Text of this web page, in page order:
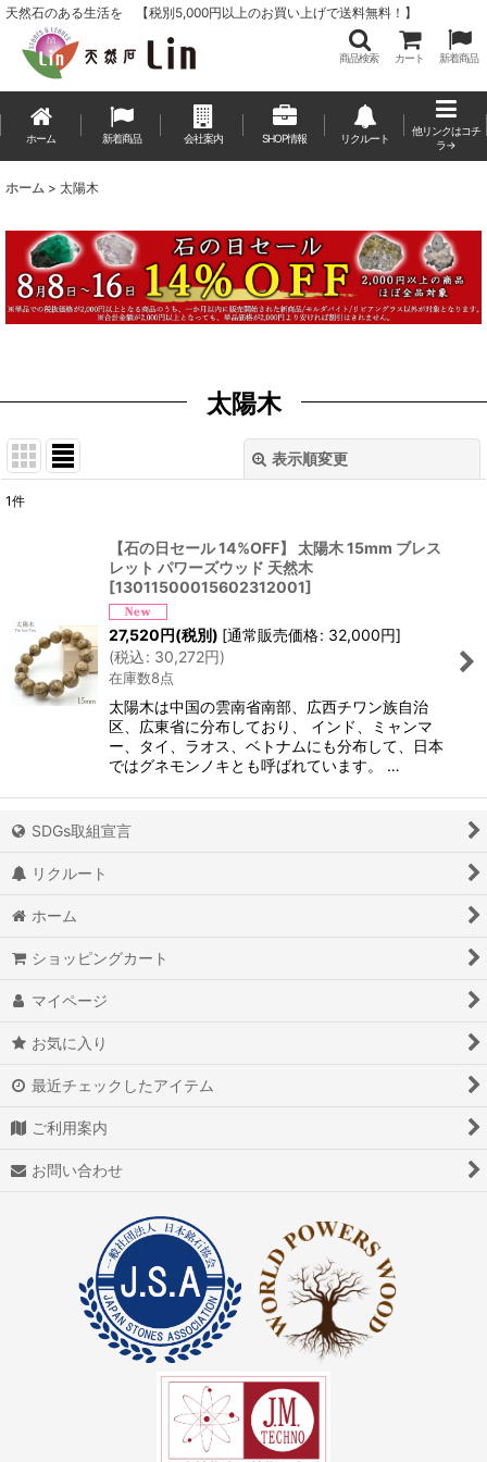
天然石のある生活を 【税別5,000円以上のお買い上げで送料無料！】
商品検索 カート 新着商品
ホーム 新着商品 会社案内 SHOP情報 リクルート
他リンクはコチ
ラ→
ホーム > 太陽木
太陽木
表示順変更
絞り込む
1件
【石の日セール 14%OFF】 太陽木 15mm ブレス
レット パワーズウッド 天然木
[13011500015602312001]
27,520円(税別) [通常販売価格: 32,000円]
(税込: 30,272円)
在庫数8点
太陽木は中国の雲南省南部、広西チワン族自治
区、広東省に分布しており、 インド、ミャンマ
ー、タイ、ラオス、ベトナムにも分布して、日本
ではグネモンノキとも呼ばれています。 …
SDGs取組宣言
リクルート
ホーム
ショッピングカート
マイページ
お気に入り
最近チェックしたアイテム
ご利用案内
お問い合わせ